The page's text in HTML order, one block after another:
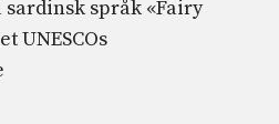
sardinsk språk «Fairy
UNESCOs